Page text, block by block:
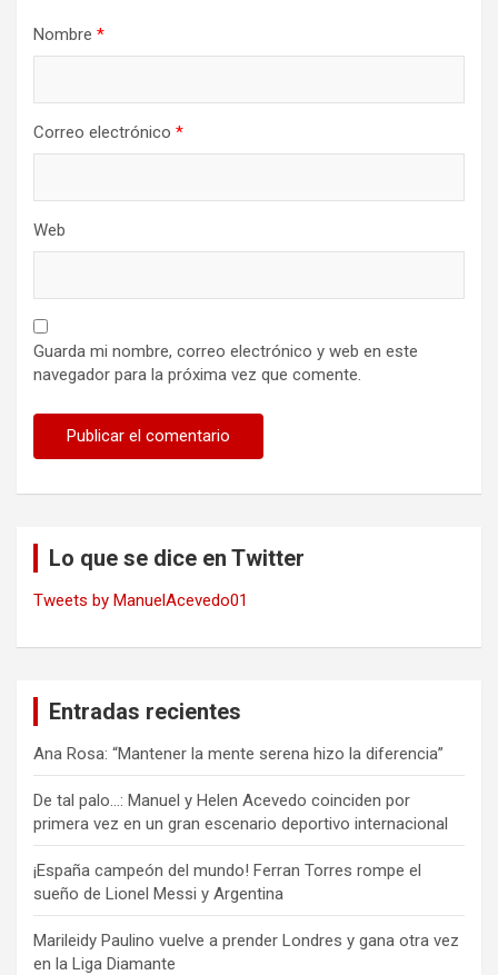
Nombre *
Correo electrónico *
Web
Guarda mi nombre, correo electrónico y web en este
navegador para la próxima vez que comente.
Lo que se dice en Twitter
Tweets by ManuelAcevedo01
Entradas recientes
Ana Rosa: “Mantener la mente serena hizo la diferencia”
De tal palo…: Manuel y Helen Acevedo coinciden por
primera vez en un gran escenario deportivo internacional
¡España campeón del mundo! Ferran Torres rompe el
sueño de Lionel Messi y Argentina
Marileidy Paulino vuelve a prender Londres y gana otra vez
en la Liga Diamante